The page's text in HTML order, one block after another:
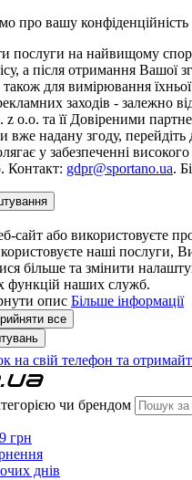
про вашу конфіденційність
послуги на найвищому
а після отримання Вашої
для вимірювання
заходів -
o.o. та її Довіреними
вже надану згоду,
у забезпеченні
Контакт: gdpr@sportano.ua.
сайт або використовуєте
наші послуги,
більше та змінити
функцій наших служб.
опис Більше інформації
все
на свій телефон та
чи брендом
грн
днів